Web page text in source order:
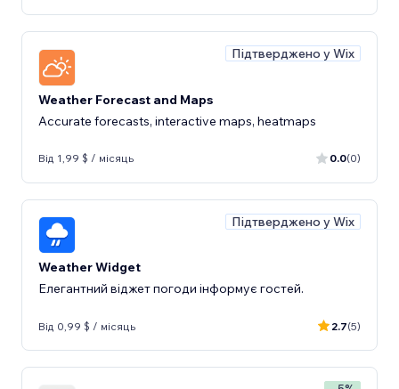
Підтверджено у Wix
Weather Forecast and Maps
Accurate forecasts, interactive maps, heatmaps
Від 1,99 $ / місяць 0.0(0)
Підтверджено у Wix
Weather Widget
Елегантний віджет погоди інформує гостей.
Від 0,99 $ / місяць 2.7(5)